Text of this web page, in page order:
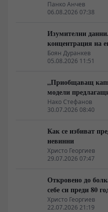
Панко Анчев
06.08.2026 07:38
Изумителни
концентрация на
на най-богатия
Боян Дуранкев
05.08.2026 11:51
„Приобщаващ
модели
неолиберализма
Нако Стефанов
30.07.2026 08:40
Как се избиват
невинни
Христо Георгиев
29.07.2026 07:47
Откровено до
себе си преди 80
Христо Георгиев
22.07.2026 21:19